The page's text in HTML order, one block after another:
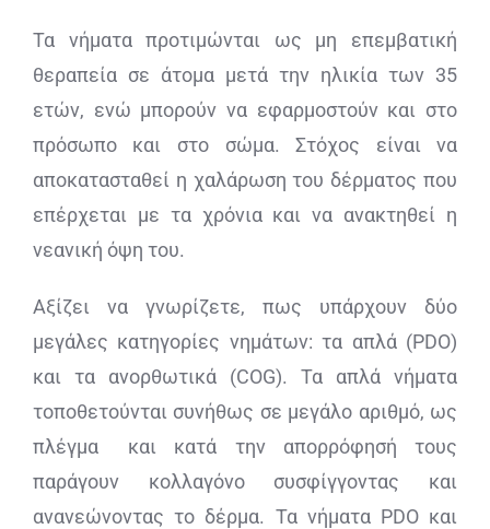
Τα νήματα προτιμώνται ως μη επεμβατική
θεραπεία σε άτομα μετά την ηλικία των 35
ετών, ενώ μπορούν να εφαρμοστούν και στο
πρόσωπο και στο σώμα. Στόχος είναι να
αποκατασταθεί η χαλάρωση του δέρματος που
επέρχεται με τα χρόνια και να ανακτηθεί η
νεανική όψη του.
Αξίζει να γνωρίζετε, πως υπάρχουν δύο
μεγάλες κατηγορίες νημάτων: τα απλά (PDO)
και τα ανορθωτικά (COG). Τα απλά νήματα
τοποθετούνται συνήθως σε μεγάλο αριθμό, ως
πλέγμα και κατά την απορρόφησή τους
παράγουν κολλαγόνο συσφίγγοντας και
ανανεώνοντας το δέρμα. Τα νήματα PDO και